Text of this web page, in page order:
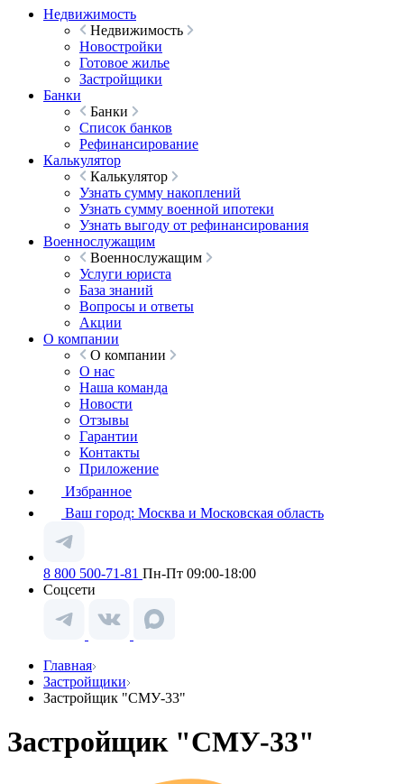
Недвижимость
Недвижимость
Новостройки
Готовое жилье
Застройщики
Банки
Банки
Список банков
Рефинансирование
Калькулятор
Калькулятор
Узнать сумму накоплений
Узнать сумму военной ипотеки
Узнать выгоду от рефинансирования
Военнослужащим
Военнослужащим
Услуги юриста
База знаний
Вопросы и ответы
Акции
О компании
О компании
О нас
Наша команда
Новости
Отзывы
Гарантии
Контакты
Приложение
Избранное
Ваш город: Москва и Московская область
8 800 500-71-81 Пн-Пт 09:00-18:00
Соцсети
Главная
Застройщики
Застройщик "СМУ-33"
Застройщик "СМУ-33"